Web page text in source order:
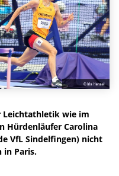
Leichtathletik wie im
Hürdenläufer Carolina
VfL Sindelfingen) nicht
in Paris.